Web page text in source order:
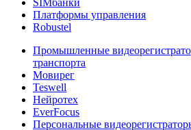
SIMбанки
Платформы управления
Robustel
Промышленные
транспорта
Мовирег
Teswell
Нейротех
EverFocus
Персональные